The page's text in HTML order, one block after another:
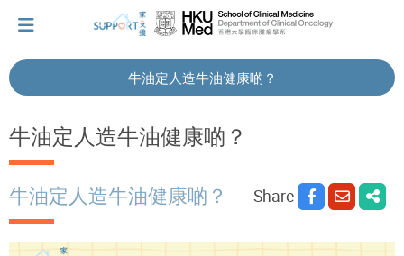
Let's walk together
Cherish every moment; love every day.
牛油定人造牛油健康啲？
牛油定人造牛油健康啲？
Share
牛油定人造牛油健康啲？